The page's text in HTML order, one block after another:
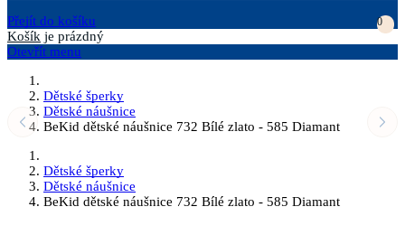
Přejít do košíku
0
Košík je prázdný
Otevřít menu
Dětské šperky
Dětské náušnice
BeKid dětské náušnice 732 Bílé zlato - 585 Diamant
Dětské šperky
Dětské náušnice
BeKid dětské náušnice 732 Bílé zlato - 585 Diamant